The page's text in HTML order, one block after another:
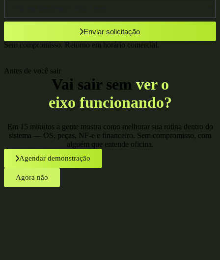
Enviar solicitação
Sem compromisso. Retorno em horário comercial.
Antes de você sair
Vai sair sem ver o
eixo funcionando?
Em 15 minutos a gente mostra como melhorar sua rotina dentro do
sistema — OS, peças, NF-e e financeiro. Sem compromisso, com
alguém que entende oficina.
Agendar demonstração
Agora não